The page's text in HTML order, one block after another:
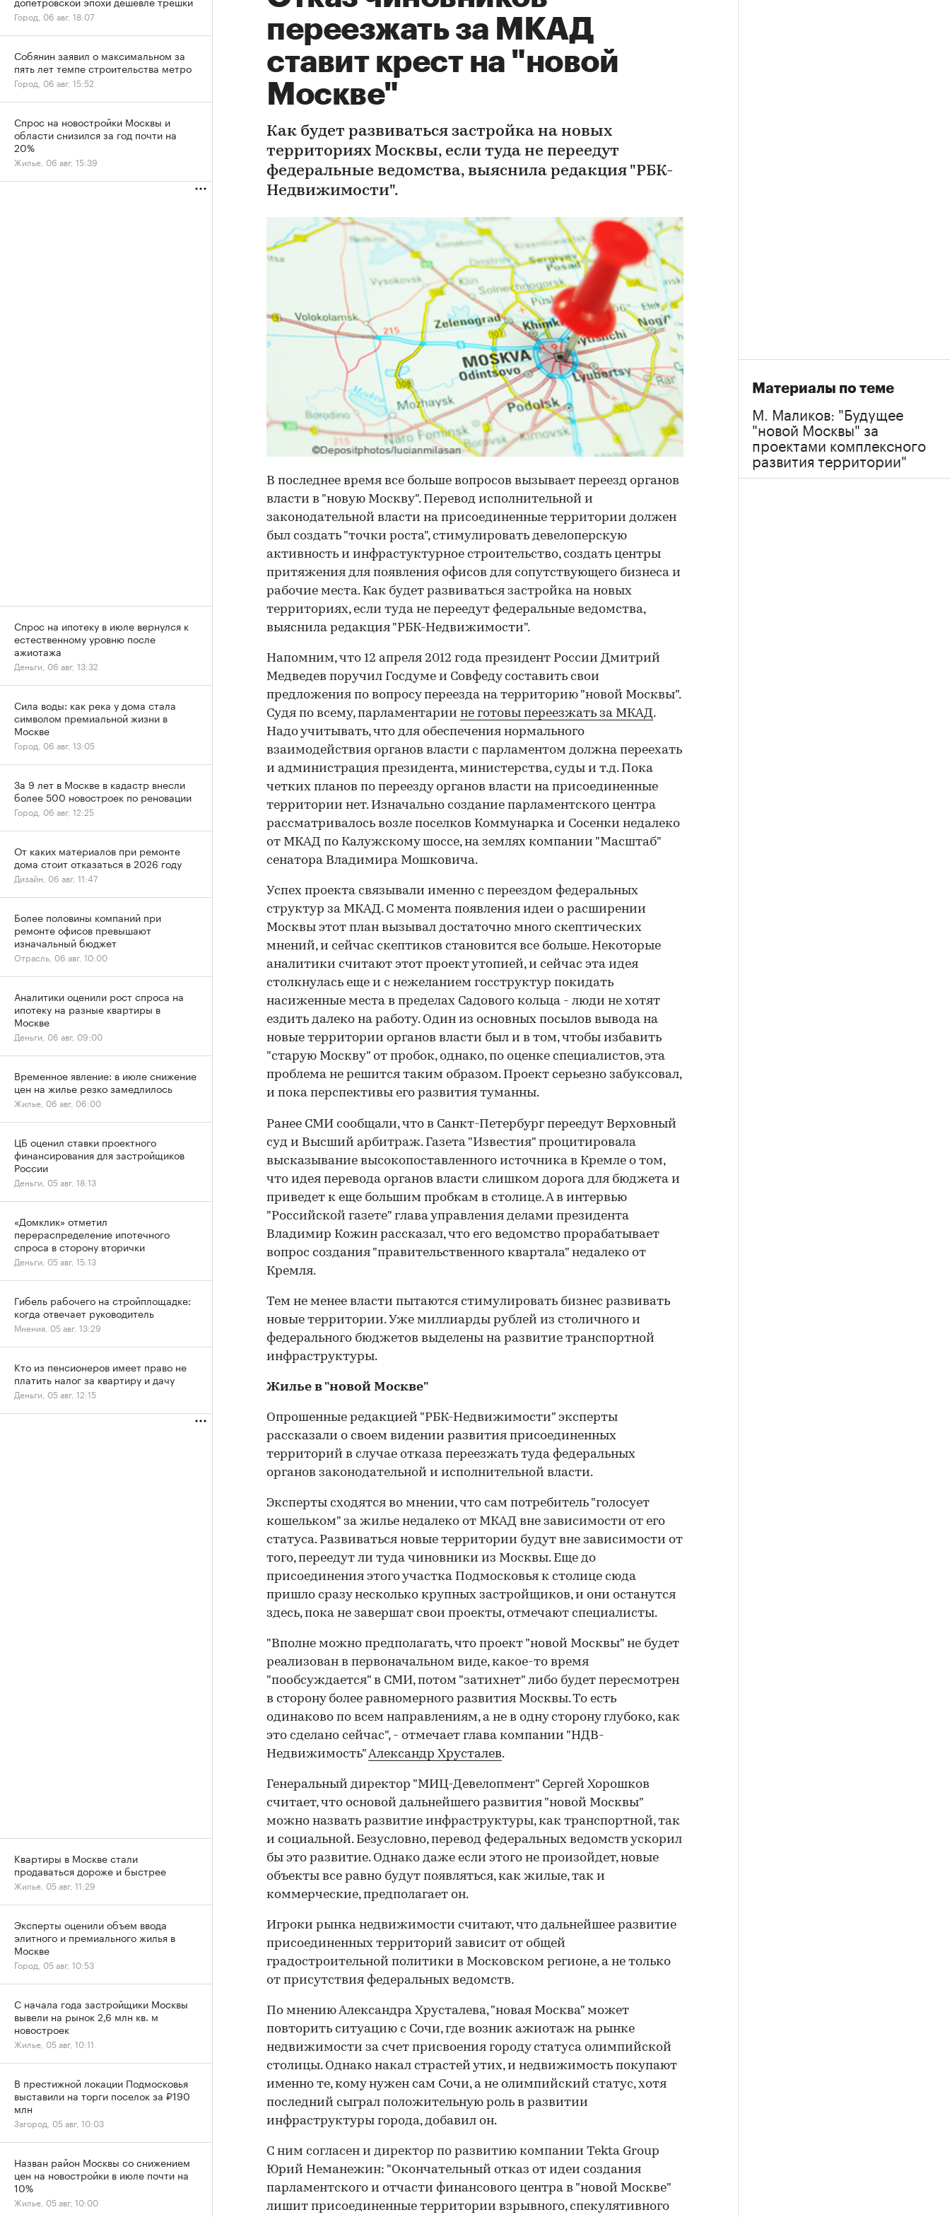
переезжать за МКАД
ставит крест на "новой
Москве"
Как будет развиваться застройка на новых
территориях Москвы, если туда не переедут
федеральные ведомства, выяснила редакция "РБК-
Недвижимости".
В последнее время все больше вопросов вызывает переезд органов
власти в "новую Москву". Перевод исполнительной и
законодательной власти на присоединенные территории должен
был создать "точки роста", стимулировать девелоперскую
активность и инфрастуктурное строительство, создать центры
притяжения для появления офисов для сопутствующего бизнеса и
рабочие места. Как будет развиваться застройка на новых
территориях, если туда не переедут федеральные ведомства,
выяснила редакция "РБК-Недвижимости".
Напомним, что 12 апреля 2012 года президент России Дмитрий
Медведев поручил Госдуме и Совфеду составить свои
предложения по вопросу переезда на территорию "новой Москвы".
Судя по всему, парламентарии не готовы переезжать за МКАД.
Надо учитывать, что для обеспечения нормального
взаимодействия органов власти с парламентом должна переехать
и администрация президента, министерства, суды и т.д. Пока
четких планов по переезду органов власти на присоединенные
территории нет. Изначально создание парламентского центра
рассматривалось возле поселков Коммунарка и Сосенки недалеко
от МКАД по Калужскому шоссе, на землях компании "Масштаб"
сенатора Владимира Мошковича.
Успех проекта связывали именно с переездом федеральных
структур за МКАД. С момента появления идеи о расширении
Москвы этот план вызывал достаточно много скептических
мнений, и сейчас скептиков становится все больше. Некоторые
аналитики считают этот проект утопией, и сейчас эта идея
столкнулась еще и с нежеланием госструктур покидать
насиженные места в пределах Садового кольца - люди не хотят
ездить далеко на работу. Один из основных посылов вывода на
новые территории органов власти был и в том, чтобы избавить
"старую Москву" от пробок, однако, по оценке специалистов, эта
проблема не решится таким образом. Проект серьезно забуксовал,
и пока перспективы его развития туманны.
00:00
Ранее СМИ сообщали, что в Санкт-Петербург переедут Верховный
суд и Высший арбитраж. Газета "Известия" процитировала
высказывание высокопоставленного источника в Кремле о том,
что идея перевода органов власти слишком дорога для бюджета и
приведет к еще большим пробкам в столице. А в интервью
"Российской газете" глава управления делами президента
Владимир Кожин рассказал, что его ведомство прорабатывает
вопрос создания "правительственного квартала" недалеко от
Кремля.
Тем не менее власти пытаются стимулировать бизнес развивать
новые территории. Уже миллиарды рублей из столичного и
федерального бюджетов выделены на развитие транспортной
инфраструктуры.
Жилье в "новой Москве"
Опрошенные редакцией "РБК-Недвижимости" эксперты
рассказали о своем видении развития присоединенных
территорий в случае отказа переезжать туда федеральных
органов законодательной и исполнительной власти.
Эксперты сходятся во мнении, что сам потребитель "голосует
кошельком" за жилье недалеко от МКАД вне зависимости от его
статуса. Развиваться новые территории будут вне зависимости от
того, переедут ли туда чиновники из Москвы. Еще до
присоединения этого участка Подмосковья к столице сюда
пришло сразу несколько крупных застройщиков, и они останутся
здесь, пока не завершат свои проекты, отмечают специалисты.
"Вполне можно предполагать, что проект "новой Москвы" не будет
реализован в первоначальном виде, какое-то время
"пообсуждается" в СМИ, потом "затихнет" либо будет пересмотрен
в сторону более равномерного развития Москвы. То есть
одинаково по всем направлениям, а не в одну сторону глубоко, как
это сделано сейчас", - отмечает глава компании "НДВ-
Недвижимость"Александр Хрусталев.
Генеральный директор "МИЦ-Девелопмент" Сергей Хорошков
считает, что основой дальнейшего развития "новой Москвы"
можно назвать развитие инфраструктуры, как транспортной, так
и социальной. Безусловно, перевод федеральных ведомств ускорил
бы это развитие. Однако даже если этого не произойдет, новые
объекты все равно будут появляться, как жилые, так и
коммерческие, предполагает он.
Игроки рынка недвижимости считают, что дальнейшее развитие
присоединенных территорий зависит от общей
градостроительной политики в Московском регионе, а не только
от присутствия федеральных ведомств.
По мнению Александра Хрусталева, "новая Москва" может
повторить ситуацию с Сочи, где возник ажиотаж на рынке
недвижимости за счет присвоения городу статуса олимпийской
столицы. Однако накал страстей утих, и недвижимость покупают
именно те, кому нужен сам Сочи, а не олимпийский статус, хотя
последний сыграл положительную роль в развитии
инфраструктуры города, добавил он.
С ним согласен и директор по развитию компании Tekta Group
Юрий Неманежин: "Окончательный отказ от идеи создания
парламентского и отчасти финансового центра в "новой Москве"
лишит присоединенные территории взрывного, спекулятивного
Материалы по теме
М. Маликов: "Будущее
"новой Москвы" за
проектами комплексного
развития территории"
Город, 06 авг, 18:07
Собянин заявил о максимальном за
пять лет темпе строительства метро
Город, 06 авг, 15:52
Спрос на новостройки Москвы и
области снизился за год почти на
20%
Жилье, 06 авг, 15:39
Спрос на ипотеку в июле вернулся к
естественному уровню после
ажиотажа
Деньги, 06 авг, 13:32
Сила воды: как река у дома стала
символом премиальной жизни в
Москве
Город, 06 авг, 13:05
За 9 лет в Москве в кадастр внесли
более 500 новостроек по реновации
Город, 06 авг, 12:25
От каких материалов при ремонте
дома стоит отказаться в 2026 году
Дизайн, 06 авг, 11:47
Более половины компаний при
ремонте офисов превышают
изначальный бюджет
Отрасль, 06 авг, 10:00
Аналитики оценили рост спроса на
ипотеку на разные квартиры в
Москве
Деньги, 06 авг, 09:00
Временное явление: в июле снижение
цен на жилье резко замедлилось
Жилье, 06 авг, 06:00
ЦБ оценил ставки проектного
финансирования для застройщиков
России
Деньги, 05 авг, 18:13
«Домклик» отметил
перераспределение ипотечного
спроса в сторону вторички
Деньги, 05 авг, 15:13
Гибель рабочего на стройплощадке:
когда отвечает руководитель
Мнения, 05 авг, 13:29
Кто из пенсионеров имеет право не
платить налог за квартиру и дачу
Деньги, 05 авг, 12:15
Квартиры в Москве стали
продаваться дороже и быстрее
Жилье, 05 авг, 11:29
Эксперты оценили объем ввода
элитного и премиального жилья в
Москве
Город, 05 авг, 10:53
С начала года застройщики Москвы
вывели на рынок 2,6 млн кв. м
новостроек
Жилье, 05 авг, 10:11
В престижной локации Подмосковья
выставили на торги поселок за ₽190
млн
Загород, 05 авг, 10:03
Назван район Москвы со снижением
цен на новостройки в июле почти на
10%
Жилье, 05 авг, 10:00